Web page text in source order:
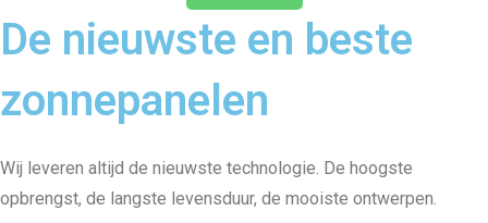
De nieuwste en beste
zonnepanelen
Wij leveren altijd de nieuwste technologie. De hoogste
opbrengst, de langste levensduur, de mooiste ontwerpen.